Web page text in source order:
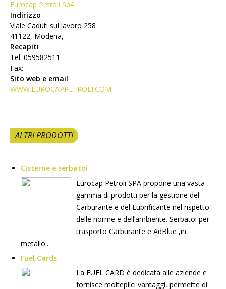
Eurocap Petroli SpA
Indirizzo
Viale Caduti sul lavoro 258
41122, Modena,
Recapiti
Tel: 059582511
Fax:
Sito web e email
WWW.EUROCAPPETROLI.COM
ALTRI PRODOTTI
Cisterne e serbatoi
Eurocap Petroli SPA propone una vasta
gamma di prodotti per la gestione del
Carburante e del Lubrificante nel rispetto
delle norme e dell’ambiente. Serbatoi per
trasporto Carburante e AdBlue ,in
metallo...
Fuel Cards
La FUEL CARD è dedicata alle aziende e
fornisce molteplici vantaggi, permette di